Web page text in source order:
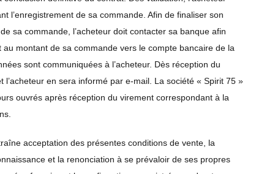
l’enregistrement de sa commande. Afin de finaliser son
sa commande, l’acheteur doit contacter sa banque afin
au montant de sa commande vers le compte bancaire de la
sont communiquées à l’acheteur. Dès réception du
en sera informé par e-mail. La société « Spirit 75 »
ouvrés après réception du virement correspondant à la
acceptation des présentes conditions de vente, la
et la renonciation à se prévaloir de ses propres